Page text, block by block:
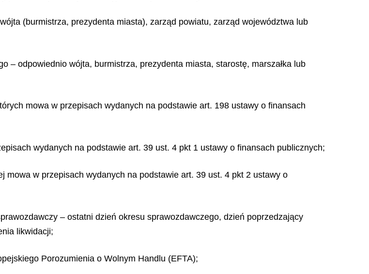
(burmistrza, prezydenta miasta), zarząd powiatu, zarząd województwa lub
– odpowiednio wójta, burmistrza, prezydenta miasta, starostę, marszałka lub
mowa w przepisach wydanych na podstawie art. 198 ustawy o finansach
wydanych na podstawie art. 39 ust. 4 pkt 1 ustawy o finansach publicznych;
mowa w przepisach wydanych na podstawie art. 39 ust. 4 pkt 2 ustawy o
– ostatni dzień okresu sprawozdawczego, dzień poprzedzający
likwidacji;
Porozumienia o Wolnym Handlu (EFTA);